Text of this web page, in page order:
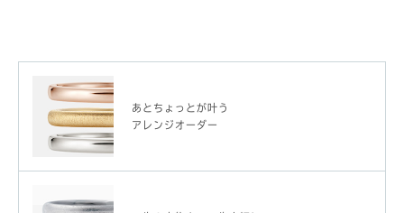
あとちょっとが叶う
アレンジオーダー